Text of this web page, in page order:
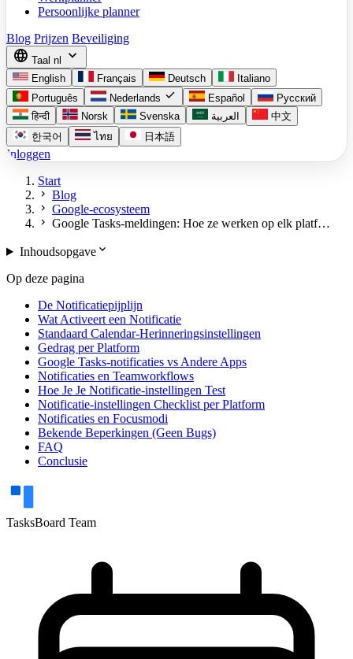
Persoonlijke planner
Blog Prijzen Beveiliging
language Taal nl expand_more
English Français Deutsch
Italiano
Português
Nederlands check Español
Русский
हिन्दी
Norsk Svenska العربية
中文
한국어
ไทย 日本語
Inloggen
Start
chevron_right Blog
chevron_right Google-ecosysteem
chevron_right Google Tasks-meldingen: Hoe ze werken op elk platf…
Inhoudsopgaveexpand_more
Op deze pagina
De Notificatiepijplijn
Wat Activeert een Notificatie
Standaard Calendar-Herinneringsinstellingen
Gedrag per Platform
Google Tasks-notificaties vs Andere Apps
Notificaties en Teamworkflows
Hoe Je Je Notificatie-instellingen Test
Notificatie-instellingen Checklist per Platform
Notificaties en Focusmodi
Bekende Beperkingen (Geen Bugs)
FAQ
Conclusie
TasksBoard Team